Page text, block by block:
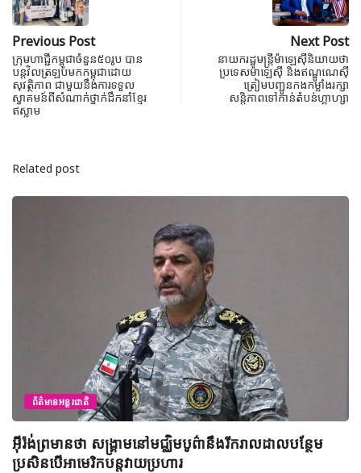
Previous Post
ក្រុមហាជ្ជីកម្ពុជាចំនួន៥០រូប បាន
បន្តវិលត្រឡប់មកកម្ពុជាដោយ
សុវត្ថិភាព ជាមួយនឹងការទទួល
ស្វាគមន៍ពីសំណាក់ថ្នាក់ដឹកនាំខ្មែរ
ឥស្លាម
Next Post
នាយករដ្ឋមន្ត្រីម៉ាឡេស៊ីនិយាយថា
ប្រទេសម៉ាឡេស៊ី និងឥណ្ឌូណេស៊ី
ត្រៀមបញ្ជូនកងកម្លាំងរក្សា
សន្តិភាពទៅកាន់តំបន់ហ្គាហ្សា
Related post
ព័ត៌មានអន្តរជាតិ
អ៊ីរ៉ង់ និងអាមេរិក អះអាងថាកិច្ចព្រមព្រៀងស្តីពីច្រកសមុទ្ទ
Hormuz ជិតសម្រេចបានហើយ